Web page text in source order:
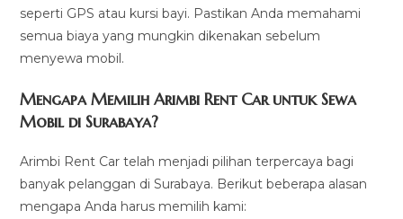
seperti GPS atau kursi bayi. Pastikan Anda memahami
semua biaya yang mungkin dikenakan sebelum
menyewa mobil.
Mengapa Memilih Arimbi Rent Car untuk Sewa
Mobil di Surabaya?
Arimbi Rent Car telah menjadi pilihan terpercaya bagi
banyak pelanggan di Surabaya. Berikut beberapa alasan
mengapa Anda harus memilih kami: